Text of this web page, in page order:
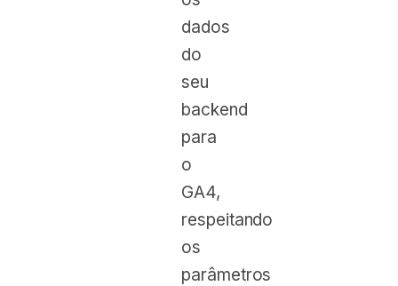
dados
do
seu
backend
para
o
GA4,
respeitando
os
parâmetros